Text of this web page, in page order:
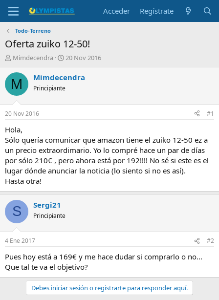
Acceder Regístrate
Todo-Terreno
Oferta zuiko 12-50!
I
i
c
a
d
o
r
d
e
l
t
e
m
a
Mimdecendra
F
c
i
c
i
o
20 Nov 2016
M Mimdecendra
Principiante
20 Nov 2016 #1
Hola,
Sólo quería comunicar que amazon tiene el zuiko 12-50 ez a
un precio extraordimario. Yo lo compré hace un par de días
por sólo 210€ , pero ahora está por 192!!!! No sé si este es el
lugar dónde anunciar la noticia (lo siento si no es así).
Hasta otra!
S Sergi21
Principiante
4 Ene 2017 #2
Pues hoy está a 169€ y me hace dudar si comprarlo o no...
Que tal te va el objetivo?
Debes iniciar sesión o registrarte para responder aquí.